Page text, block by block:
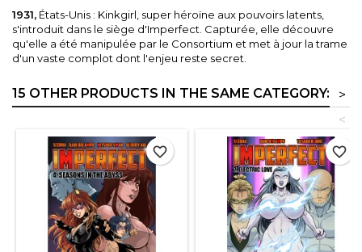
1931, États-Unis : Kinkgirl, super héroïne aux pouvoirs latents,
s'introduit dans le siège d'Imperfect. Capturée, elle découvre
qu'elle a été manipulée par le Consortium et met à jour la trame
d'un vaste complot dont l'enjeu reste secret.
15 OTHER PRODUCTS IN THE SAME CATEGORY:
>
<
favorite_border favorite_border